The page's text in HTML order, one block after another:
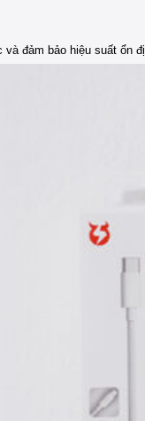
đảm bảo hiệu suất ổn